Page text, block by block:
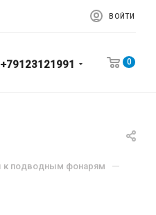
ВОЙТИ
+79123121991 0
к подводным фонарям —